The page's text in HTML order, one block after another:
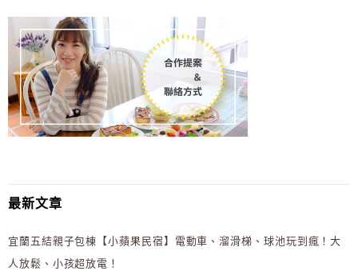
最新文章
宜蘭五結親子包棟【小蘋果民宿】電動車、溜滑梯、球池玩到瘋！大
人放鬆、小孩超放電！